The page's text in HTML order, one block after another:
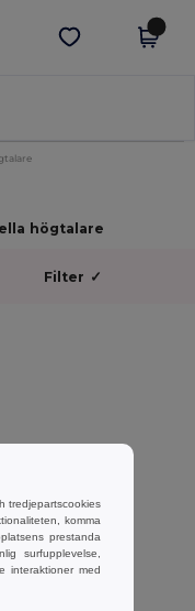
Hämta app
högtalare
Filter ✓
tredjepartscookies
komma
prestanda
surfupplevelse,
interaktioner med